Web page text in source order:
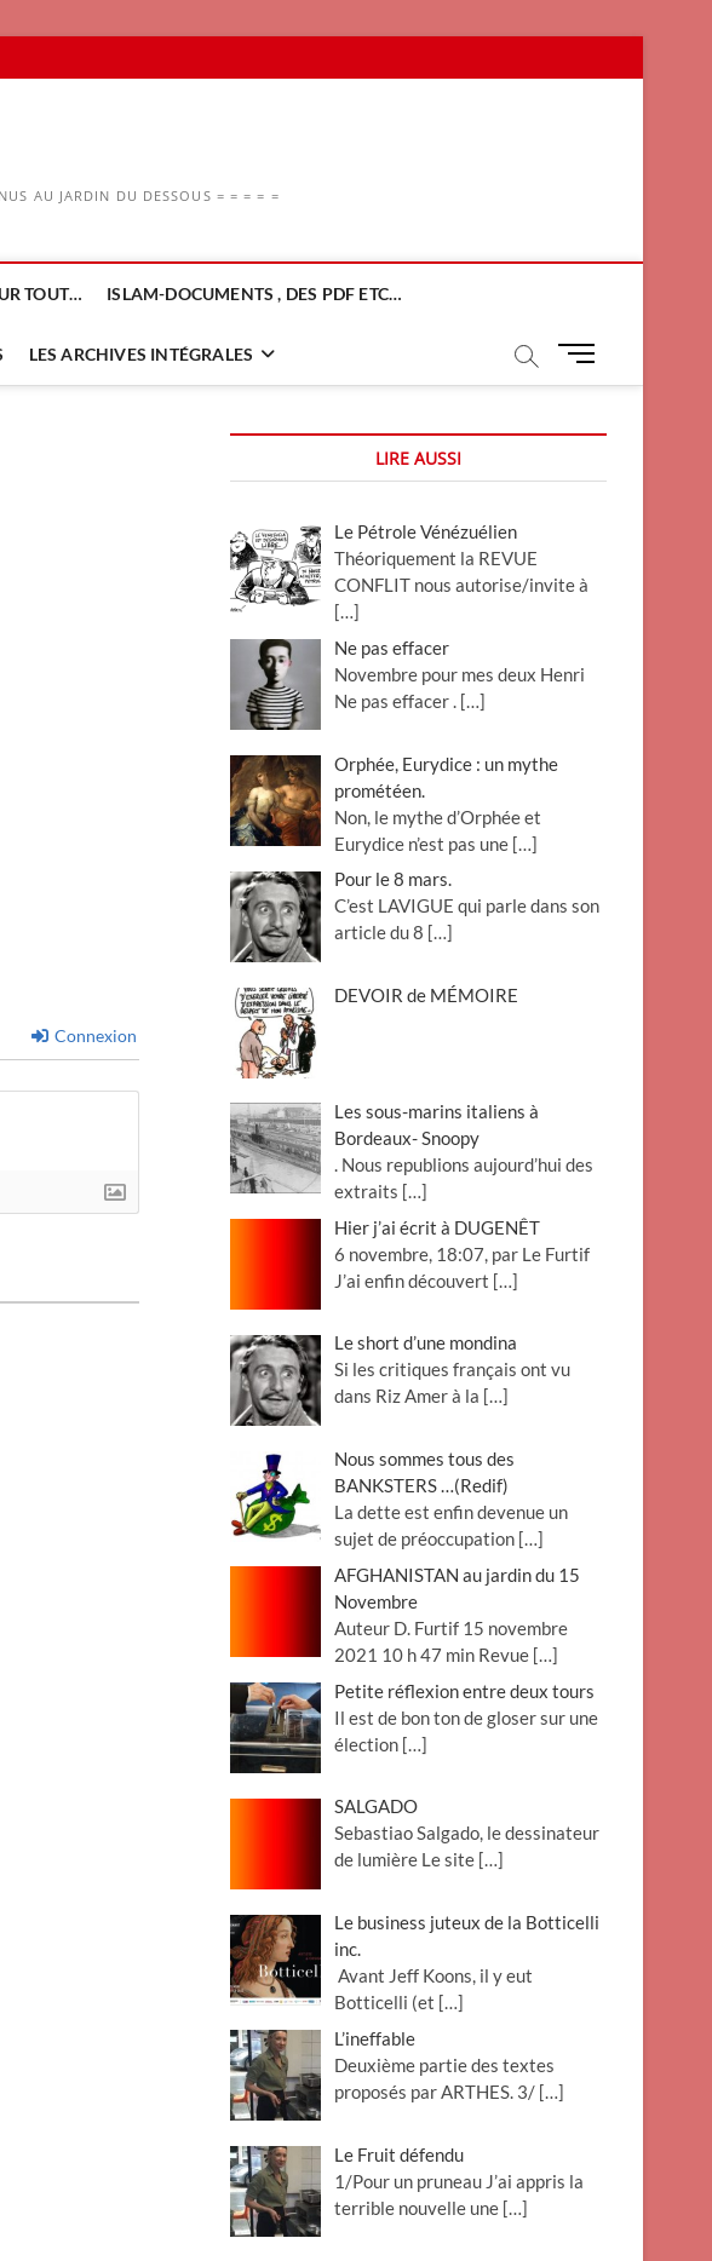
AU JARDIN DU DESSOUS = = = = =
TOUT… ISLAM-DOCUMENTS , DES PDF ETC…
LES ARCHIVES INTÉGRALES
M
u
u
n
Connexion
LIRE AUSSI
Le Pétrole Vénézuélien
Théoriquement la REVUE
CONFLIT nous autorise/invite à
[…]
Ne pas effacer
Novembre pour mes deux Henri
Ne pas effacer . […]
Orphée, Eurydice : un mythe
prométéen.
Non, le mythe d’Orphée et
Eurydice n’est pas une […]
Pour le 8 mars.
C’est LAVIGUE qui parle dans son
article du 8 […]
DEVOIR de MÉMOIRE
Les sous-marins italiens à
Bordeaux- Snoopy
. Nous republions aujourd’hui des
extraits […]
Hier j’ai écrit à DUGENÊT
6 novembre, 18:07, par Le Furtif
J’ai enfin découvert […]
Le short d’une mondina
Si les critiques français ont vu
dans Riz Amer à la […]
Nous sommes tous des
BANKSTERS …(Redif)
La dette est enfin devenue un
sujet de préoccupation […]
AFGHANISTAN au jardin du 15
Novembre
Auteur D. Furtif 15 novembre
2021 10 h 47 min Revue […]
Petite réflexion entre deux tours
Il est de bon ton de gloser sur une
élection […]
SALGADO
Sebastiao Salgado, le dessinateur
de lumière Le site […]
Le business juteux de la Botticelli
inc.
Avant Jeff Koons, il y eut
Botticelli (et […]
L’ineffable
Deuxième partie des textes
proposés par ARTHES. 3/ […]
Le Fruit défendu
1/Pour un pruneau J’ai appris la
terrible nouvelle une […]